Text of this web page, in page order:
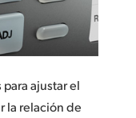
ajustar el
la relación de